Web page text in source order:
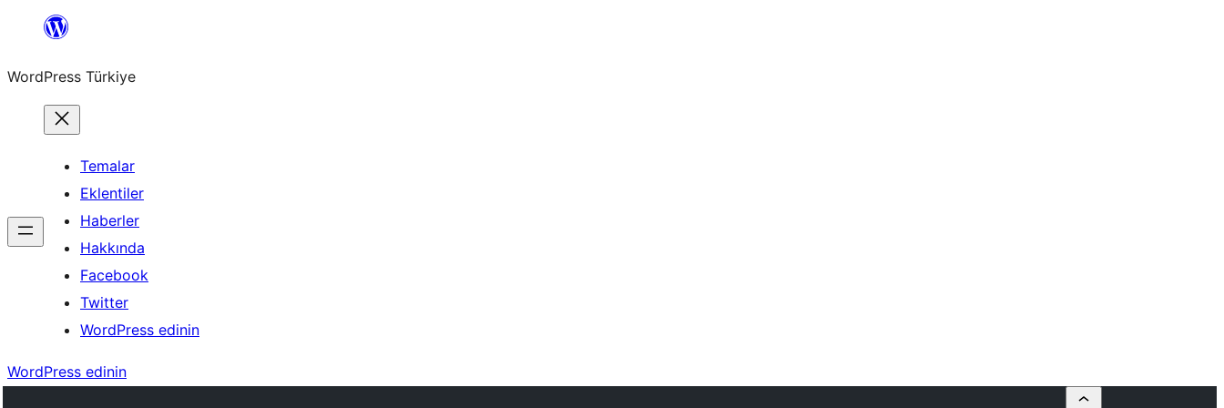
İçeriğe
WordPress Türkiye
Temalar
Eklentiler
Haberler
Hakkında
Facebook
Twitter
WordPress edinin
WordPress edinin